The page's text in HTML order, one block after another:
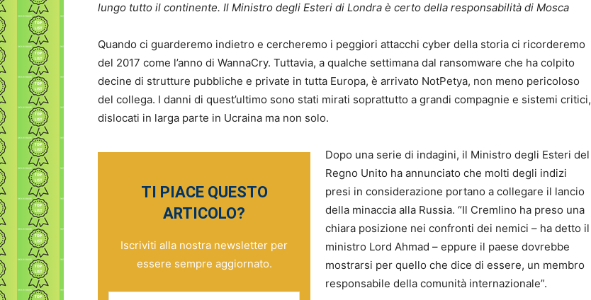
lungo tutto il continente. Il Ministro degli Esteri di Londra è certo della responsabilità di Mosca
Quando ci guarderemo indietro e cercheremo i peggiori attacchi cyber della storia ci ricorderemo
del 2017 come l’anno di WannaCry. Tuttavia, a qualche settimana dal ransomware che ha colpito
decine di strutture pubbliche e private in tutta Europa, è arrivato NotPetya, non meno pericoloso
del collega. I danni di quest’ultimo sono stati mirati soprattutto a grandi compagnie e sistemi critici,
dislocati in larga parte in Ucraina ma non solo.
TI PIACE QUESTO
ARTICOLO?
Iscriviti alla nostra newsletter per
essere sempre aggiornato.
Dopo una serie di indagini, il Ministro degli Esteri del
Regno Unito ha annunciato che molti degli indizi
presi in considerazione portano a collegare il lancio
della minaccia alla Russia. “Il Cremlino ha preso una
chiara posizione nei confronti dei nemici – ha detto il
ministro Lord Ahmad – eppure il paese dovrebbe
mostrarsi per quello che dice di essere, un membro
responsabile della comunità internazionale”.